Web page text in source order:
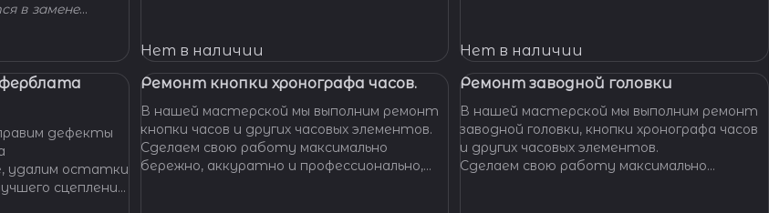
в замене
с
вам решить
замену
быстро,
Нет в наличии
освежаем их внешний вид,
Нет в наличии
дефекты
удалим остатки
сцепления
Ремонт кнопки хронографа часов.
В нашей мастерской мы выполним ремонт
кнопки часов и других часовых элементов.
Сделаем свою работу максимально
бережно, аккуратно и профессионально,
Ремонт заводной головки
В нашей мастерской мы выполним ремонт
заводной головки, кнопки хронографа часов
и других часовых элементов.
Сделаем свою работу максимально